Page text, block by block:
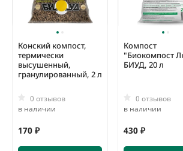
Конский компост,
термически
высушенный,
гранулированный, 2 л
0 отзывов
в наличии
170 ₽
Компост
"Биокомпост
БИУД, 20 л
0 отзывов
в наличии
430 ₽